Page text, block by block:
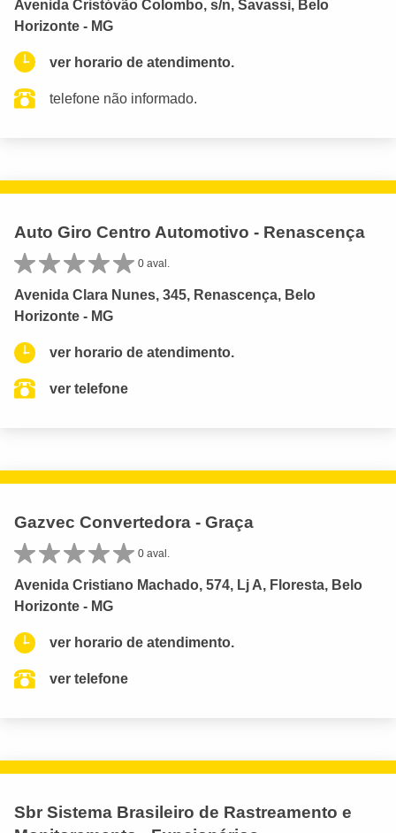
Avenida Cristóvão Colombo, s/n, Savassi, Belo
Horizonte - MG
ver horario de atendimento.
telefone não informado.
Auto Giro Centro Automotivo - Renascença
0 aval.
Avenida Clara Nunes, 345, Renascença, Belo
Horizonte - MG
ver horario de atendimento.
ver telefone
Gazvec Convertedora - Graça
0 aval.
Avenida Cristiano Machado, 574, Lj A, Floresta, Belo
Horizonte - MG
ver horario de atendimento.
ver telefone
Sbr Sistema Brasileiro de Rastreamento e